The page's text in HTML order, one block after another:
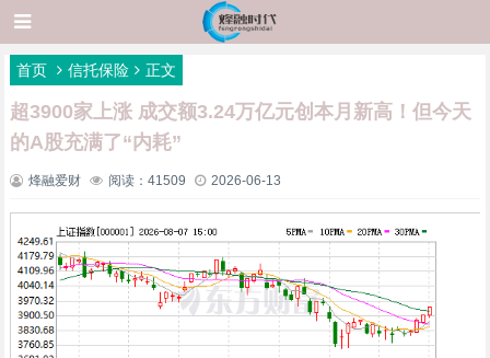
首页 信托保险 正文
超3900家上涨 成交额3.24万亿元创本月新高！但今天
的A股充满了“内耗”
烽融爱财 阅读：41509 2026-06-13